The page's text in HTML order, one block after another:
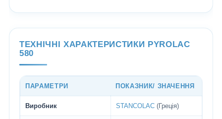
ТЕХНІЧНІ ХАРАКТЕРИСТИКИ PYROLAC
580
ПАРАМЕТРИ ПОКАЗНИК/ ЗНАЧЕННЯ
Виробник STANCOLAC (Греція)